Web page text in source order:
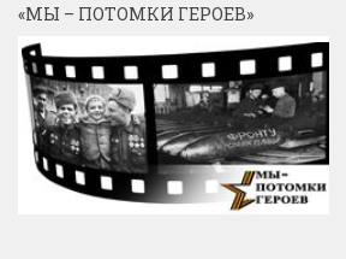
«МЫ – ПОТОМКИ ГЕРОЕВ»